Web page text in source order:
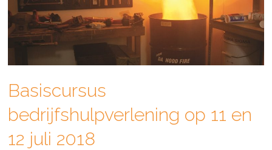
Basiscursus
bedrijfshulpverlening op 11 en
12 juli 2018